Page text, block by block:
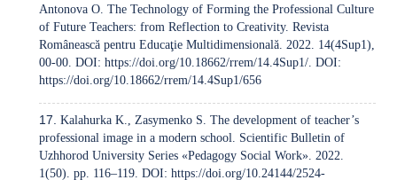
Antonova O. The Technology of Forming the Professional Culture
of Future Teachers: from Reflection to Creativity. Revista
Românească pentru Educaţie Multidimensională. 2022. 14(4Sup1),
00-00. DOI: https://doi.org/10.18662/rrem/14.4Sup1/ . DOI:
https://doi.org/10.18662/rrem/14.4Sup1/656
Kalahurka K., Zasymenko S. The development of teacher’s
professional image in a modern school. Scientific Bulletin of
Uzhhorod University Series «Pedagogy Social Work». 2022.
1(50). pp. 116–119. DOI: https://doi.org/10.24144/2524-